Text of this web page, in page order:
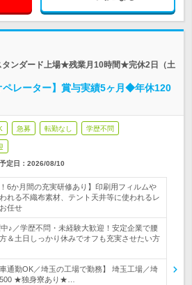
タンダード上場★残業月10時間★完休2日（土
レーター】賞与実績5ヶ月◆年休120
急募 転勤なし 学歴不問
定日： 2026/08/10
6か月間の充実研修あり】印刷用フィルムや
れる不織布素材、テント天井等に使われるレ
任せ
♪／学歴不問・未経験大歓迎！安定企業で腰
＆土日しっかり休みでオフも充実させたい方
通勤OK／埼玉の工場で勤務】 埼玉工場／埼
★独身寮あり★…